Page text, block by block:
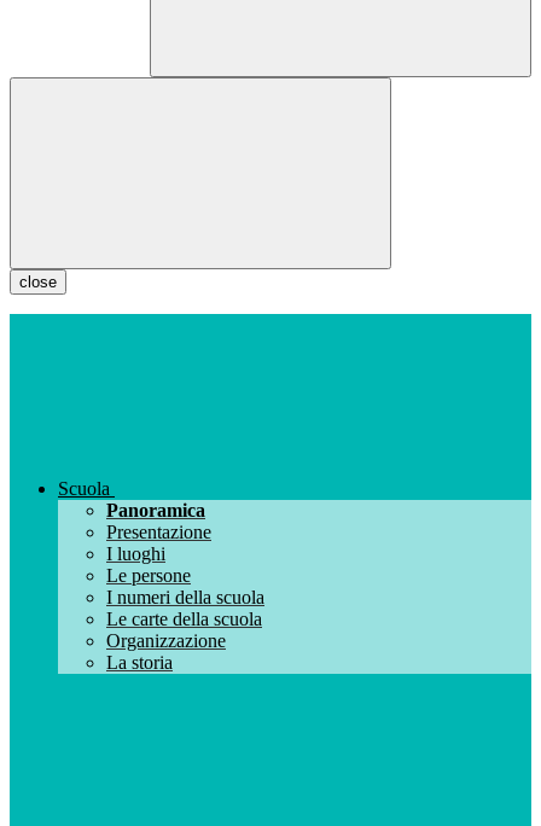
close
Scuola
Panoramica
Presentazione
I luoghi
Le persone
I numeri della scuola
Le carte della scuola
Organizzazione
La storia